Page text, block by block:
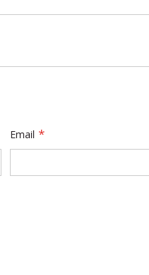
Email